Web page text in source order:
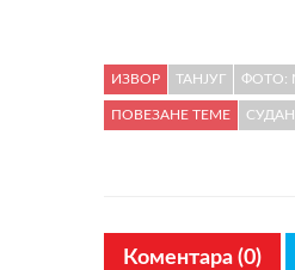
ИЗВОР ТАНЈУГ ФОТО:
ПОВЕЗАНЕ ТЕМЕ СУДАН
Коментара (0)